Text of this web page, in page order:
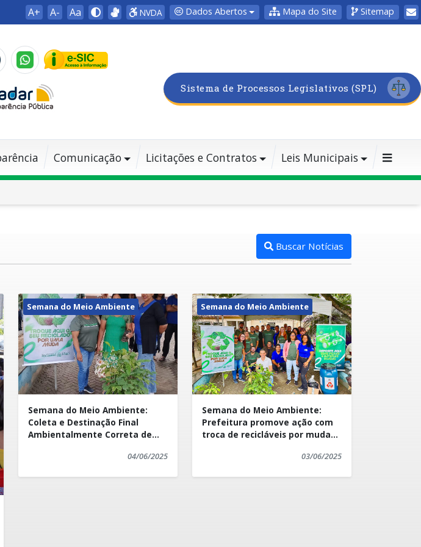
A+ A- Aa NVDA Dados Abertos Mapa do Site Sitemap
Sistema de Processos Legislativos (SPL)
Comunicação Licitações e Contratos Leis Municipais
Buscar Notícias
Semana do Meio Ambiente
Semana do Meio Ambiente:
Coleta e Destinação Final
Ambientalmente Correta de
04/06/2025
Semana do Meio Ambiente
Semana do Meio Ambiente:
Prefeitura promove ação com
troca de recicláveis por mudas
03/06/2025